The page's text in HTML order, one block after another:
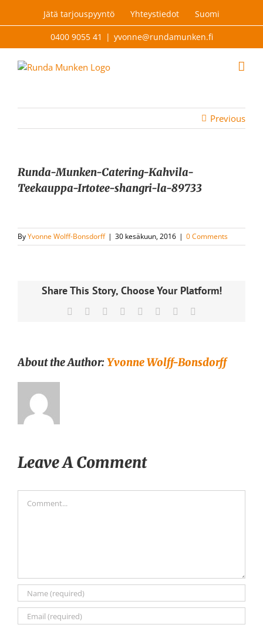
Jätä tarjouspyyntö Yhteystiedot Suomi
0400 9055 41 | yvonne@rundamunken.fi
Previous
Runda-Munken-Catering-Kahvila-
Teekauppa-Irtotee-shangri-la-89733
ByYvonne Wolff-Bonsdorff | 30 kesäkuun, 2016 | 0 Comments
Share This Story, Choose Your Platform!
Facebook Reddit LinkedIn
TumblrPinterest
About the Author:Yvonne Wolff-Bonsdorff
Leave A Comment